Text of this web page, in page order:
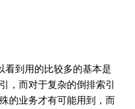
看到用的比较多的基本是
，而对于复杂的倒排索引
的业务才有可能用到，而